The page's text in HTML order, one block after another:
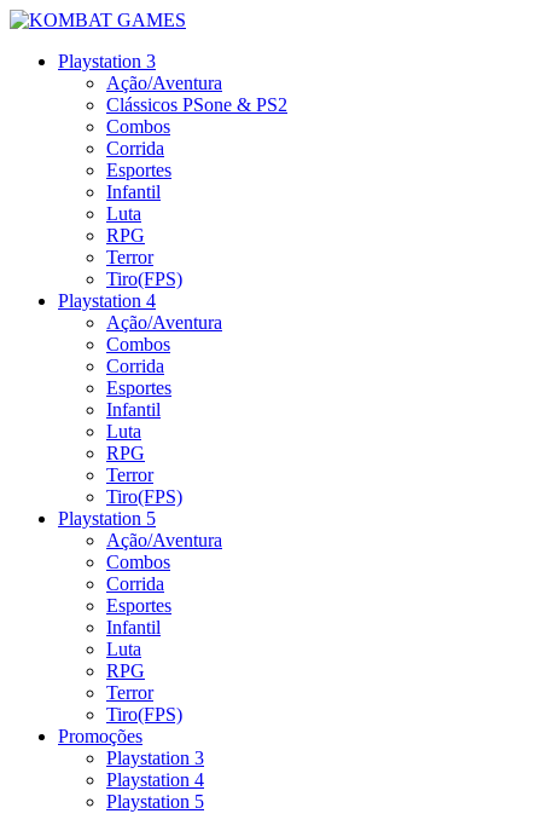
Playstation 3
Ação/Aventura
Clássicos PSone & PS2
Combos
Corrida
Esportes
Infantil
Luta
RPG
Terror
Tiro(FPS)
Playstation 4
Ação/Aventura
Combos
Corrida
Esportes
Infantil
Luta
RPG
Terror
Tiro(FPS)
Playstation 5
Ação/Aventura
Combos
Corrida
Esportes
Infantil
Luta
RPG
Terror
Tiro(FPS)
Promoções
Playstation 3
Playstation 4
Playstation 5